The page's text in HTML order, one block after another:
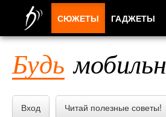
Будь
Вход Читай полезные советы!
СЮЖЕТЫ ГАДЖЕТЫ
ПРИЛОЖЕНИЯ